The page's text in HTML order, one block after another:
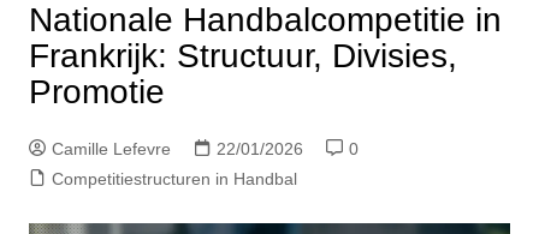
Nationale Handbalcompetitie in
Frankrijk: Structuur, Divisies,
Promotie
Camille Lefevre 22/01/2026
0
Competitiestructuren in Handbal